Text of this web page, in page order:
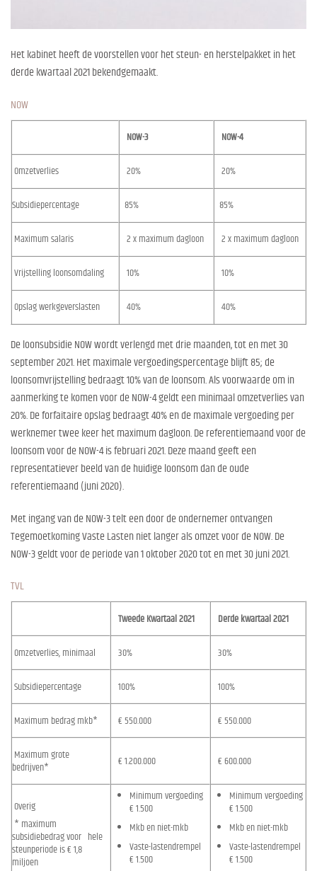
Het kabinet heeft de voorstellen voor het steun- en herstelpakket in het
derde kwartaal 2021 bekendgemaakt.
NOW
NOW-3 NOW-4
Omzetverlies 20% 20%
Subsidiepercentage 85% 85%
Maximum salaris 2 x maximum dagloon 2 x maximum dagloon
Vrijstelling loonsomdaling 10% 10%
Opslag werkgeverslasten 40% 40%
De loonsubsidie NOW wordt verlengd met drie maanden, tot en met 30
september 2021. Het maximale vergoedingspercentage blijft 85; de
loonsomvrijstelling bedraagt 10% van de loonsom. Als voorwaarde om in
aanmerking te komen voor de NOW-4 geldt een minimaal omzetverlies van
20%. De forfaitaire opslag bedraagt 40% en de maximale vergoeding per
werknemer twee keer het maximum dagloon. De referentiemaand voor de
loonsom voor de NOW-4 is februari 2021. Deze maand geeft een
representatiever beeld van de huidige loonsom dan de oude
referentiemaand (juni 2020).
Met ingang van de NOW-3 telt een door de ondernemer ontvangen
Tegemoetkoming Vaste Lasten niet langer als omzet voor de NOW. De
NOW-3 geldt voor de periode van 1 oktober 2020 tot en met 30 juni 2021.
TVL
Tweede Kwartaal 2021 Derde kwartaal 2021
Omzetverlies, minimaal 30% 30%
Subsidiepercentage 100% 100%
Maximum bedrag mkb* € 550.000 € 550.000
Maximum grote
bedrijven*
€ 1.200.000 € 600.000
Overig
* maximum
subsidiebedrag voor hele
steunperiode is € 1,8
miljoen
Minimum vergoeding
€ 1.500
Mkb en niet-mkb
Vaste-lastendrempel
€ 1.500
Minimum vergoeding
€ 1.500
Mkb en niet-mkb
Vaste-lastendrempel
€ 1.500